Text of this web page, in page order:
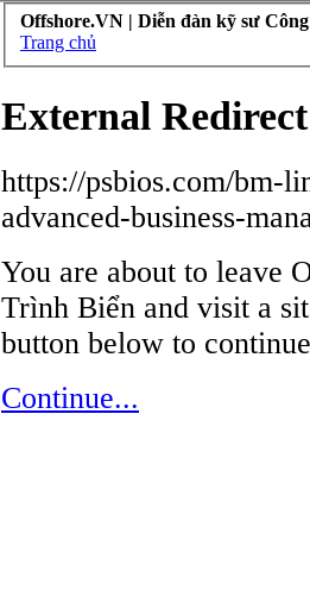
Offshore.VN | Diễn đàn kỹ sư
Trang chủ
External Redirect
https://psbios.com/bm-
advanced-business-
You are about to leave
Trình Biển and visit a
button below to
Continue...